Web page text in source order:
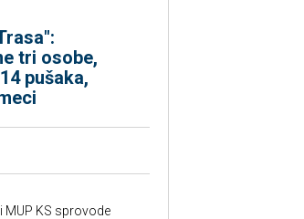
tri osobe,
pušaka,
MUP KS sprovode